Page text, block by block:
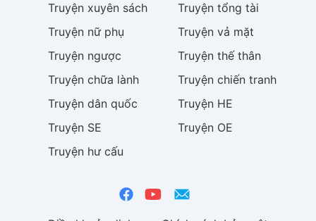
Truyện xuyên sách Truyện tổng tài
Truyện nữ phụ Truyện vả mặt
Truyện ngược Truyện thế thân
Truyện chữa lành Truyện chiến tranh
Truyện dân quốc Truyện HE
Truyện SE Truyện OE
Truyện hư cấu